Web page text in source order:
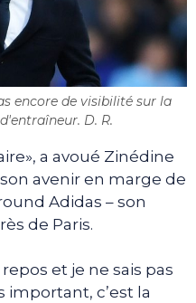
encore de visibilité sur la
D. R.
a avoué Zinédine
avenir en marge de
Adidas – son
de Paris.
et je ne sais pas
important, c’est la